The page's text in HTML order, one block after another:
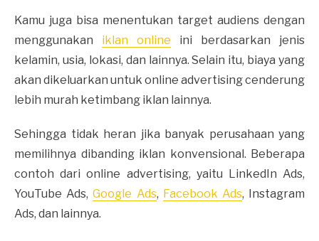
Kamu juga bisa menentukan target audiens dengan
menggunakan iklan online ini berdasarkan jenis
kelamin, usia, lokasi, dan lainnya. Selain itu, biaya yang
akan dikeluarkan untuk online advertising cenderung
lebih murah ketimbang iklan lainnya.
Sehingga tidak heran jika banyak perusahaan yang
memilihnya dibanding iklan konvensional. Beberapa
contoh dari online advertising, yaitu LinkedIn Ads,
YouTube Ads,Google Ads, Facebook Ads, Instagram
Ads, dan lainnya.